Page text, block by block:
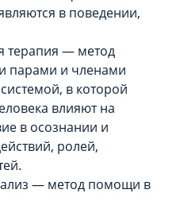
в поведении,
терапия — метод
парами и членами
в которой
влияют на
в осознании и
ролей,
— метод помощи в